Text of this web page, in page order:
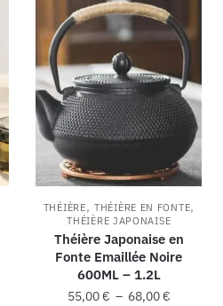
THÉIÈRE,THÉIÈRE EN FONTE,
THÉIÈRE JAPONAISE
Théière Japonaise en
Fonte Emaillée Noire
600ML – 1.2L
55,00€ – 68,00€